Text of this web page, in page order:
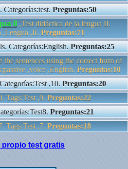
Categorías:test.Preguntas:50
II
,Test didáctica de la lengua II.
,Lengua ,II. Preguntas:71
Categorías:English.Preguntas:25
the sentences using the correct form of
,voice ,English. Preguntas:10
,10.Preguntas:20
Tags:Test ,9. Preguntas:22
Preguntas:21
Tags:Test ,7. Preguntas:18
propio test gratis